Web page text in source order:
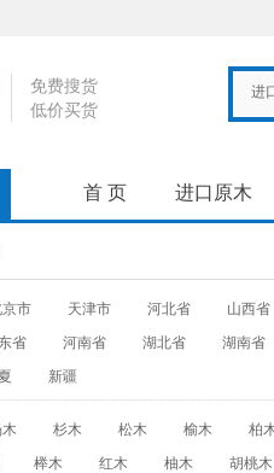
免费搜货
低价买货
进
首 页 进口原木
市 天津市 河北省
山西省
省 河南省 湖北省
湖南省
新疆
杉木 松木 榆木
柏
榉木 红木 柚木 胡桃木